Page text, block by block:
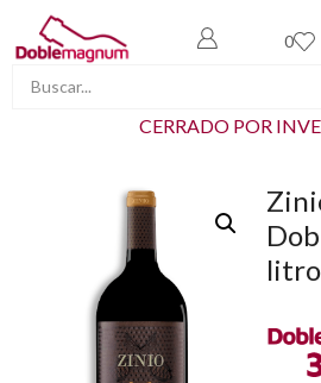
0
CERRADO POR